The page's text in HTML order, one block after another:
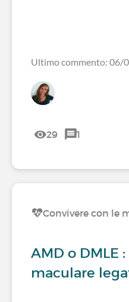
Ultimo commento: 06/
29 1
Convivere con le
AMD o DMLE
maculare